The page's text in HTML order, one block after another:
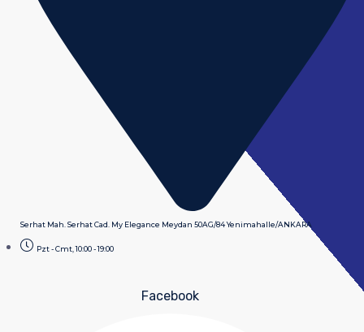
Serhat Mah. Serhat Cad. My Elegance Meydan 50AG/84 Yenimahalle/ANKARA
Pzt - Cmt, 10:00 - 19:00
Facebook